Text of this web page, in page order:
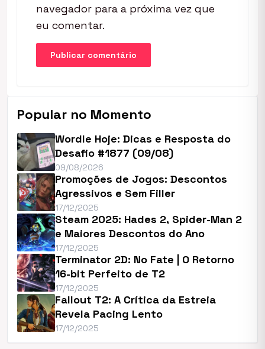
navegador para a próxima vez que
eu comentar.
Popular no Momento
Wordle Hoje: Dicas e Resposta do
Desafio #1877 (09/08)
09/08/2026
Promoções de Jogos: Descontos
Agressivos e Sem Filler
17/12/2025
Steam 2025: Hades 2, Spider-Man 2
e Maiores Descontos do Ano
17/12/2025
Terminator 2D: No Fate | O Retorno
16-bit Perfeito de T2
17/12/2025
Fallout T2: A Crítica da Estreia
Revela Pacing Lento
17/12/2025